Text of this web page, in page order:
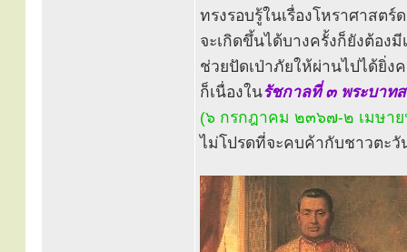
ทรงรอบรู้ในเรื่องโหราศาสต
จะเกิดขึ้นได้บางครั้งก็ยังต้อง
ช่วยปัดเป่าภัยให้ผ่านไปได้ยิ่
ก็เนื่องในรัชกาลที่ ๓ พระบาทส
(๖ กรกฎาคม ๒๓๖๗-๒ เมษา
ไม่โปรดที่จะคบค้ากับชาวตะวั